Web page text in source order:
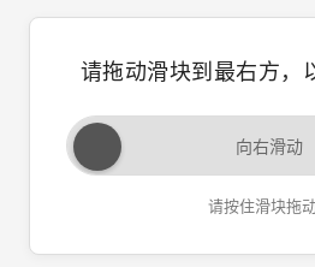
请拖动滑块到最右方，
向右滑动
请按住滑块拖